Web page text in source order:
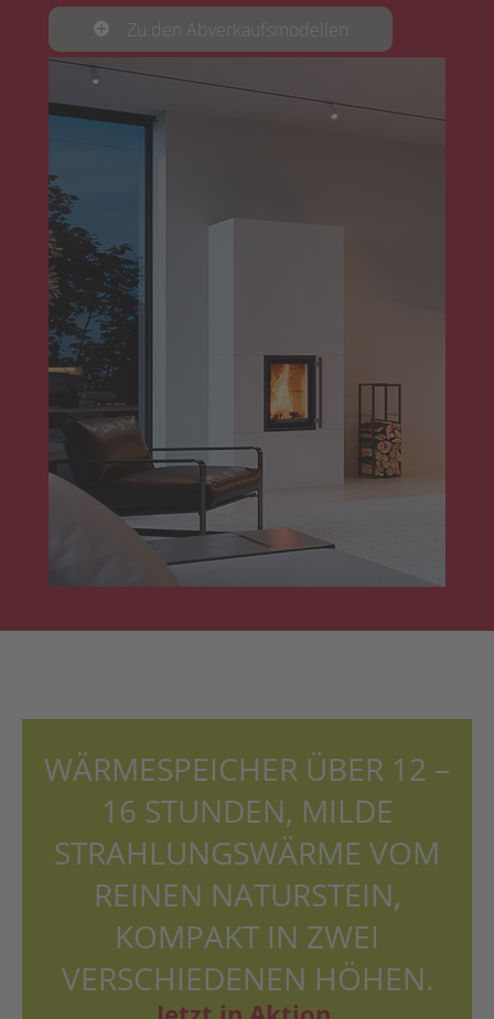
Zu den Abverkaufsmodellen
WÄRMESPEICHER ÜBER 12 –
16 STUNDEN, MILDE
STRAHLUNGSWÄRME VOM
REINEN NATURSTEIN,
KOMPAKT IN ZWEI
VERSCHIEDENEN HÖHEN.